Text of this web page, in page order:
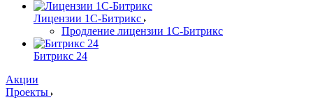
Лицензии 1С-Битрикс
Продление лицензии 1С-Битрикс
Битрикс 24
Акции
Проекты